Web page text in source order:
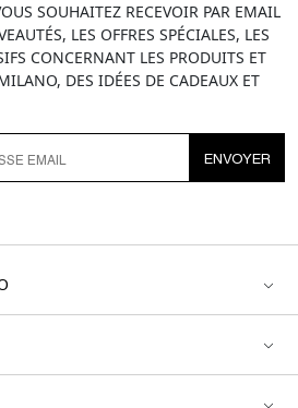
SOUHAITEZ RECEVOIR PAR EMAIL
LES OFFRES SPÉCIALES, LES
CONCERNANT LES PRODUITS ET
DES IDÉES DE CADEAUX ET
ENVOYER